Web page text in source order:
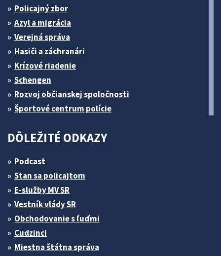
Policajný zbor
Azyl a migrácia
Verejná správa
Hasiči a záchranári
Krízové riadenie
Schengen
Rozvoj občianskej spoločnosti
Športové centrum polície
DÔLEŽITÉ ODKAZY
Podcast
Stan sa policajtom
E-služby MV SR
Vestník vlády SR
Obchodovanie s ľuďmi
Cudzinci
Miestna štátna správa